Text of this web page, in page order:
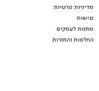
מדיניות פרטיות
נגישות
מתנות לעסקים
החלפות והחזרות